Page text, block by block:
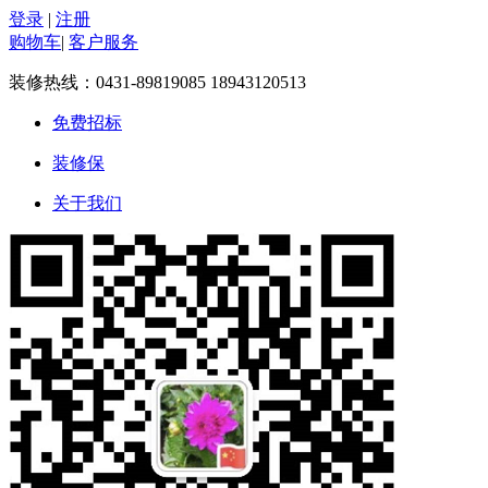
登录 | 注册
购物车| 客户服务
装修热线： 0431-89819085 18943120513
免费招标
装修保
关于我们